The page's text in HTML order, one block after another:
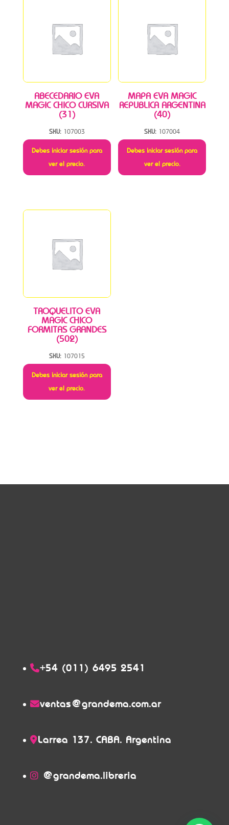
ABECEDARIO EVA
MAGIC CHICO CURSIVA
(31)
SKU: 107003
Debes iniciar sesión para
ver el precio.
MAPA EVA MAGIC
REPUBLICA ARGENTINA
(40)
SKU: 107004
Debes iniciar sesión para
ver el precio.
TROQUELITO EVA
MAGIC CHICO
FORMITAS GRANDES
(502)
SKU: 107015
Debes iniciar sesión para
ver el precio.
+54 (011) 6495 2541
ventas@grandema.com.ar
Larrea 137. CABA. Argentina
@grandema.libreria